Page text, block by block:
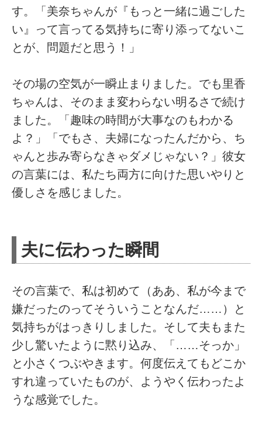
す。「美奈ちゃんが『もっと一緒に過ごした
い』って言ってる気持ちに寄り添ってないこ
とが、問題だと思う！」
その場の空気が一瞬止まりました。でも里香
ちゃんは、そのまま変わらない明るさで続け
ました。「趣味の時間が大事なのもわかる
よ？」「でもさ、夫婦になったんだから、ち
ゃんと歩み寄らなきゃダメじゃない？」彼女
の言葉には、私たち両方に向けた思いやりと
優しさを感じました。
夫に伝わった瞬間
その言葉で、私は初めて（ああ、私が今まで
嫌だったのってそういうことなんだ……）と
気持ちがはっきりしました。そして夫もまた
少し驚いたように黙り込み、「……そっか」
と小さくつぶやきます。何度伝えてもどこか
すれ違っていたものが、ようやく伝わったよ
うな感覚でした。